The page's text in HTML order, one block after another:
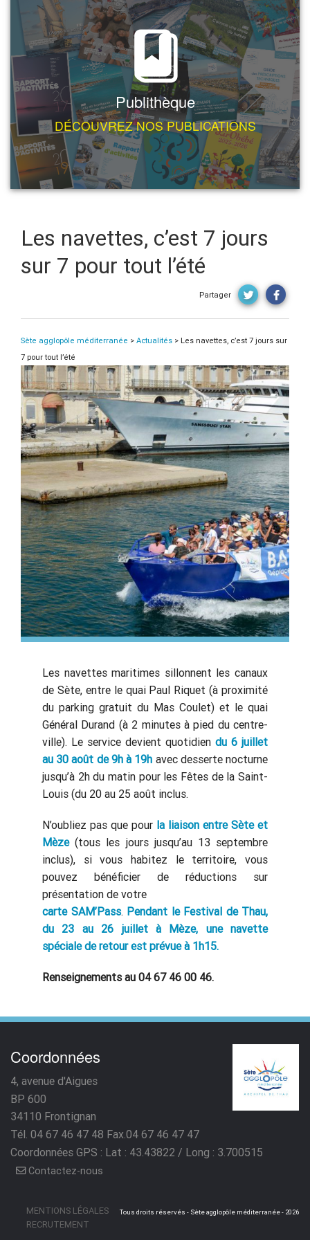
Publithèque
DÉCOUVREZ NOS PUBLICATIONS
Les navettes, c’est 7 jours
sur 7 pour tout l’été
Partager
Sète agglopôle méditerranée > Actualités > Les navettes, c’est 7 jours sur
7 pour tout l’été
Les navettes maritimes sillonnent les canaux
de Sète, entre le quai Paul Riquet (à proximité
du parking gratuit du Mas Coulet) et le quai
Général Durand (à 2 minutes à pied du centre-
ville). Le service devient quotidien du 6 juillet
au 30 août de 9h à 19h avec desserte nocturne
jusqu’à 2h du matin pour les Fêtes de la Saint-
Louis (du 20 au 25 août inclus.
N’oubliez pas que pour la liaison entre Sète et
Mèze(tous les jours jusqu’au 13 septembre
inclus), si vous habitez le territoire, vous
pouvez bénéficier de réductions sur
présentation de votre
carte SAM’Pass. Pendant le Festival de Thau,
du 23 au 26 juillet à Mèze, une navette
spéciale de retour est prévue à 1h15.
Renseignements au 04 67 46 00 46.
Coordonnées
4, avenue d'Aigues
BP 600
34110 Frontignan
Tél. 04 67 46 47 48 Fax.04 67 46 47 47
Coordonnées GPS : Lat : 43.43822 / Long : 3.700515
Contactez-nous
Tous droits réservés - Sète agglopôle méditerranée - 2026
MENTIONS LÉGALES
RECRUTEMENT